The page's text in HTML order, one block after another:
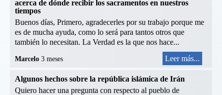
acerca de dónde recibir los sacramentos en nuestros
tiempos
Buenos días, Primero, agradecerles por su trabajo porque me
es de mucha ayuda, como lo será para tantos otros que
también lo necesitan. La Verdad es la que nos hace...
Marcelo 3 meses Leer más...
Algunos hechos sobre la república islámica de Irán
Quiero hacer una pregunta con respecto al pueblo de